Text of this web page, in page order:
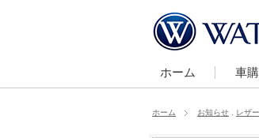
ホーム 車
ホーム お知らせ レザ